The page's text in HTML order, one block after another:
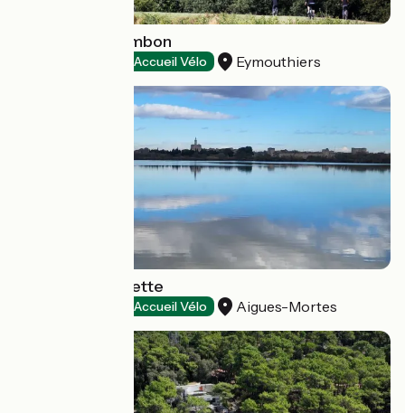
Gorges du Chambon
Accueil Vélo Eymouthiers
Etang de la Marette
Accueil Vélo Aigues-Mortes